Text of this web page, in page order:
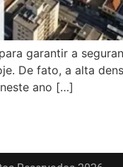
garantir a
De fato, a alta
ano […]